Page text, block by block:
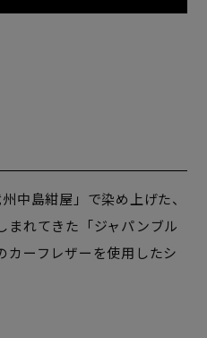
中島紺屋」で染め上げた、
まれてきた「ジャパンブル
カーフレザーを使用したシ